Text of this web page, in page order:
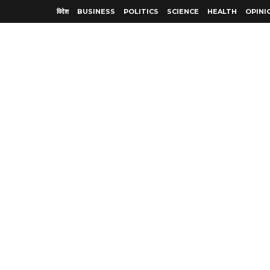
विदेश BUSINESS POLITICS SCIENCE HEALTH